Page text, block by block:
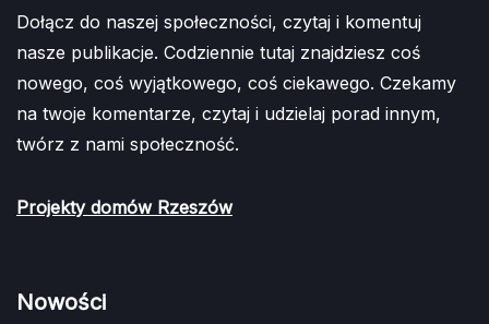
Dołącz do naszej społeczności, czytaj i komentuj
nasze publikacje. Codziennie tutaj znajdziesz coś
nowego, coś wyjątkowego, coś ciekawego. Czekamy
na twoje komentarze, czytaj i udzielaj porad innym,
twórz z nami społeczność.
Projekty domów Rzeszów
Nowości